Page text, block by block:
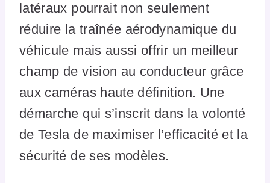
latéraux pourrait non seulement
réduire la traînée aérodynamique du
véhicule mais aussi offrir un meilleur
champ de vision au conducteur grâce
aux caméras haute définition. Une
démarche qui s’inscrit dans la volonté
de Tesla de maximiser l’efficacité et la
sécurité de ses modèles.